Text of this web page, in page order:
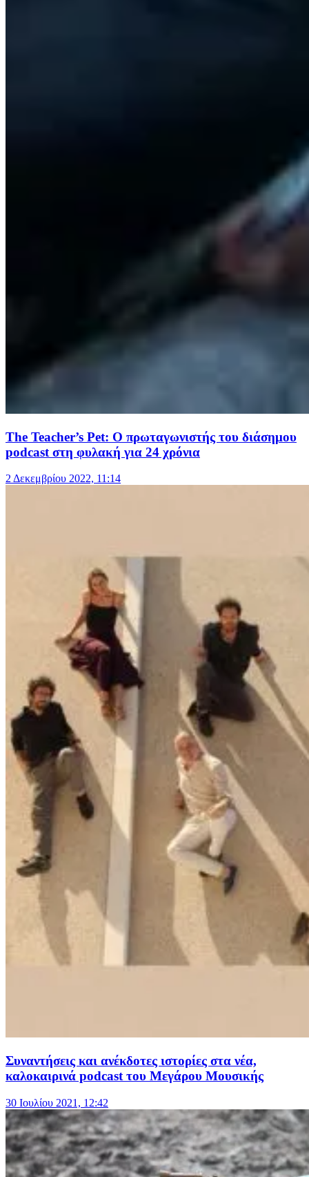
The Teacher’s Pet: Ο πρωταγωνιστής του διάσημου
podcast στη φυλακή για 24 χρόνια
2 Δεκεμβρίου 2022, 11:14
Συναντήσεις και ανέκδοτες ιστορίες στα νέα,
καλοκαιρινά podcast του Μεγάρου Μουσικής
30 Ιουλίου 2021, 12:42